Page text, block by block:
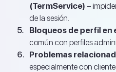
(TermService) –
de la sesión.
Bloqueos de perfil en
común con perfiles
Problemas
especialmente con